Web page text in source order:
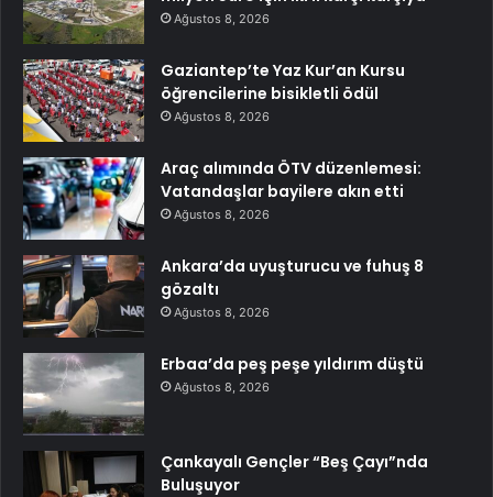
Ağustos 8, 2026
Gaziantep’te Yaz Kur’an Kursu
öğrencilerine bisikletli ödül
Ağustos 8, 2026
Araç alımında ÖTV düzenlemesi:
Vatandaşlar bayilere akın etti
Ağustos 8, 2026
Ankara’da uyuşturucu ve fuhuş 8
gözaltı
Ağustos 8, 2026
Erbaa’da peş peşe yıldırım düştü
Ağustos 8, 2026
Çankayalı Gençler “Beş Çayı”nda
Buluşuyor